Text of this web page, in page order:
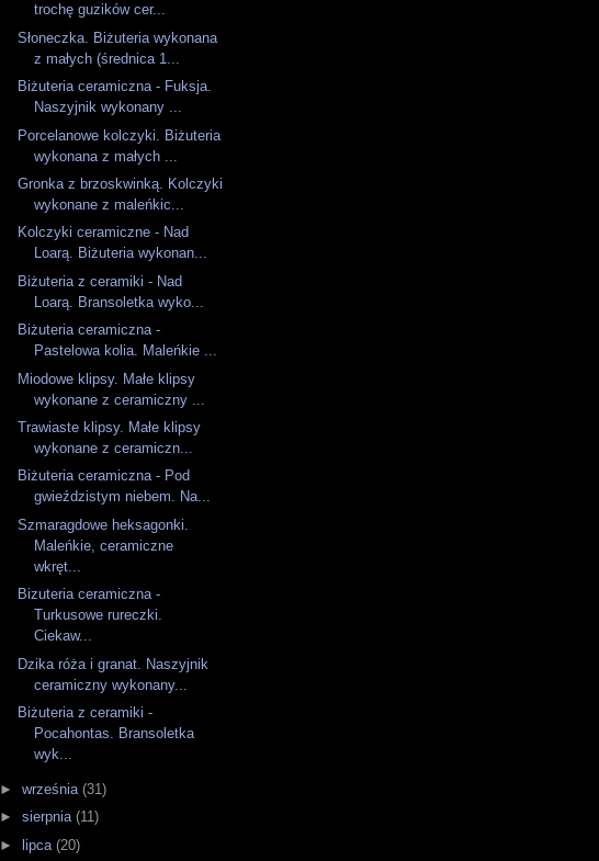
trochę guzików cer...
Słoneczka. Biżuteria wykonana
z małych (średnica 1...
Biżuteria ceramiczna - Fuksja.
Naszyjnik wykonany ...
Porcelanowe kolczyki. Biżuteria
wykonana z małych ...
Gronka z brzoskwinką. Kolczyki
wykonane z maleńkic...
Kolczyki ceramiczne - Nad
Loarą. Biżuteria wykonan...
Biżuteria z ceramiki - Nad
Loarą. Bransoletka wyko...
Biżuteria ceramiczna -
Pastelowa kolia. Maleńkie ...
Miodowe klipsy. Małe klipsy
wykonane z ceramiczny ...
Trawiaste klipsy. Małe klipsy
wykonane z ceramiczn...
Biżuteria ceramiczna - Pod
gwieździstym niebem. Na...
Szmaragdowe heksagonki.
Maleńkie, ceramiczne
wkręt...
Bizuteria ceramiczna -
Turkusowe rureczki.
Ciekaw...
Dzika róża i granat. Naszyjnik
ceramiczny wykonany...
Biżuteria z ceramiki -
Pocahontas. Bransoletka
wyk...
►września(31)
►sierpnia(11)
►lipca(20)